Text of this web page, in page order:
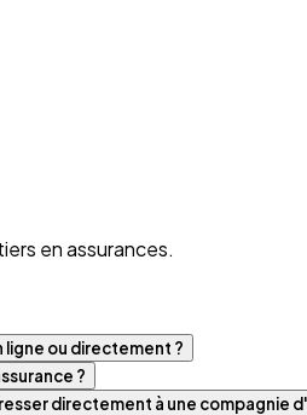
en assurances.
ligne ou directement ?
?
directement à une compagnie